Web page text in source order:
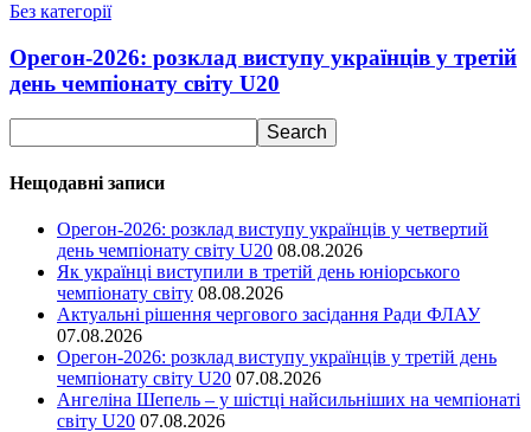
Без категорії
Орегон-2026: розклад виступу українців у третій
день чемпіонату світу U20
Нещодавні записи
Орегон-2026: розклад виступу українців у четвертий
день чемпіонату світу U20 08.08.2026
Як українці виступили в третій день юніорського
чемпіонату світу 08.08.2026
Актуальні рішення чергового засідання Ради ФЛАУ
07.08.2026
Орегон-2026: розклад виступу українців у третій день
чемпіонату світу U20 07.08.2026
Ангеліна Шепель – у шістці найсильніших на чемпіонаті
світу U20 07.08.2026